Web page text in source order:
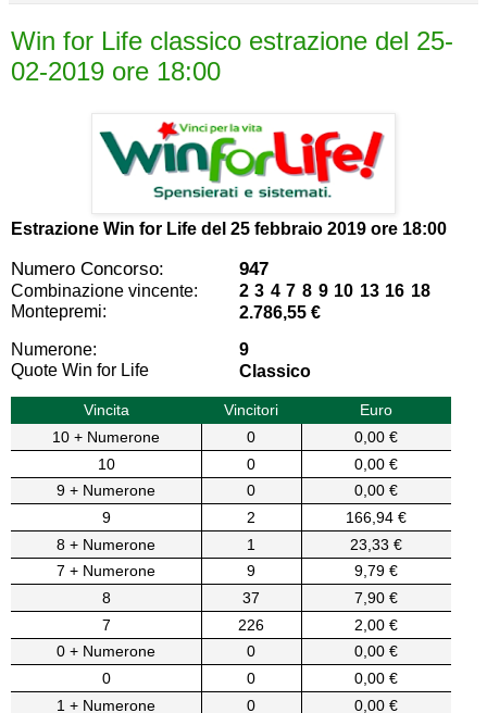
Win for Life classico estrazione del 25-
02-2019 ore 18:00
Estrazione Win for Life del 25 febbraio 2019 ore 18:00
Numero Concorso: 947
Combinazione vincente:
2 3 4 7 8 9 10 13 16 18
Montepremi:
2.786,55 €
Numerone:
9
Quote Win for Life
Classico
Vincita Vincitori
Euro
10 + Numerone
0
0,00 €
10
0
0,00 €
9 + Numerone
0
0,00 €
9
2
166,94 €
8 + Numerone
1
23,33 €
7 + Numerone
9
9,79 €
8
37
7,90 €
7
226
2,00 €
0 + Numerone
0
0,00 €
0
0
0,00 €
1 + Numerone
0
0,00 €